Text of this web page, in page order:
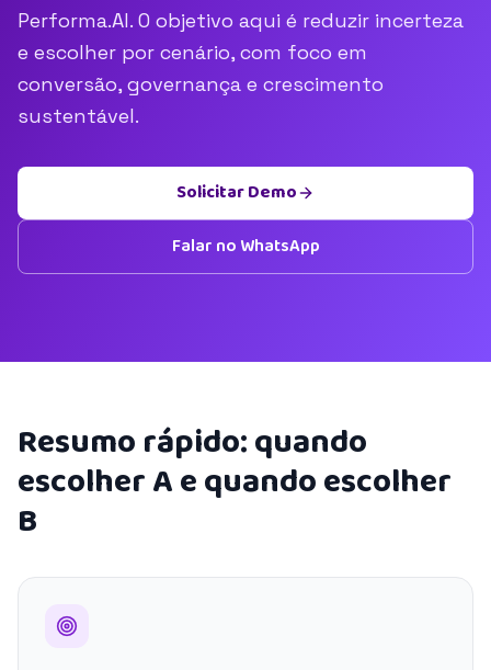
Performa.AI. O objetivo aqui é reduzir incerteza
e escolher por cenário, com foco em
conversão, governança e crescimento
sustentável.
Solicitar Demo
Falar no WhatsApp
Resumo rápido: quando
escolher A e quando escolher
B